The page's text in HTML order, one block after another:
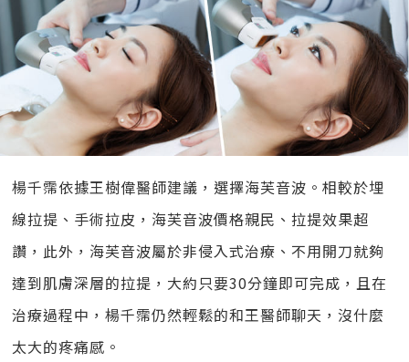
楊千霈依據王樹偉醫師建議，選擇海芙音波。相較於埋
線拉提、手術拉皮，海芙音波價格親民、拉提效果超
讚，此外，海芙音波屬於非侵入式治療、不用開刀就夠
達到肌膚深層的拉提，大約只要30分鐘即可完成，且在
治療過程中，楊千霈仍然輕鬆的和王醫師聊天，沒什麼
太大的疼痛感。